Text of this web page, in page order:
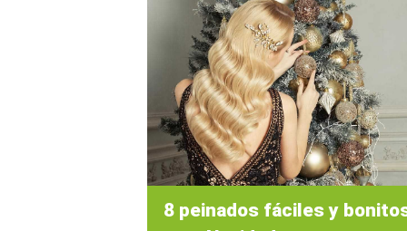
8 peinados fáciles y